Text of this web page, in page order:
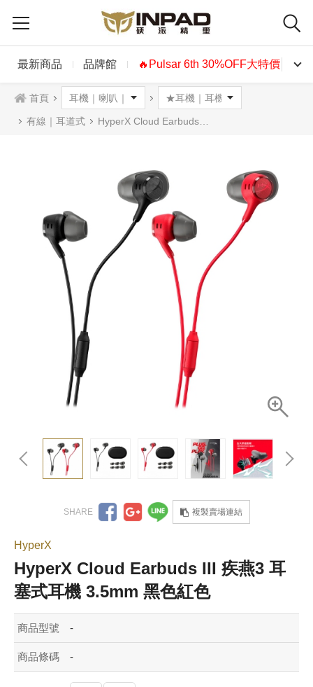
最新商品 品牌館 🔥Pulsar 6th 30%OFF大特價🔥
首頁
有線｜耳道式 HyperX Cloud Earbuds III 疾燕3 耳塞式耳機 3.5mm 黑色紅色
複製賣場連結
HyperX
HyperX Cloud Earbuds III 疾燕3 耳
塞式耳機 3.5mm 黑色紅色
商品型號 -
商品條碼 -